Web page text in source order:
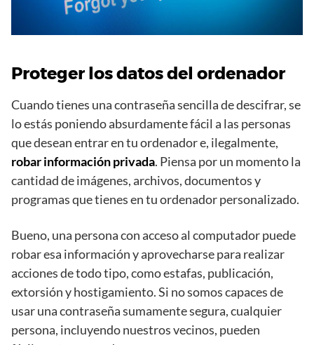
Proteger los datos del ordenador
Cuando tienes una contraseña sencilla de descifrar, se
lo estás poniendo absurdamente fácil a las personas
que desean entrar en tu ordenador e, ilegalmente,
robar información privada. Piensa por un momento la
cantidad de imágenes, archivos, documentos y
programas que tienes en tu ordenador personalizado.
Bueno, una persona con acceso al computador puede
robar esa información y aprovecharse para realizar
acciones de todo tipo, como estafas, publicación,
extorsión y hostigamiento. Si no somos capaces de
usar una contraseña sumamente segura, cualquier
persona, incluyendo nuestros vecinos, pueden